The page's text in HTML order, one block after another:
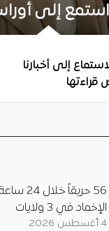
استمع إلى
إلى أخبارنا
قراءتها
56
الإخماد في 3 ولايات
4 أغسطس 2026